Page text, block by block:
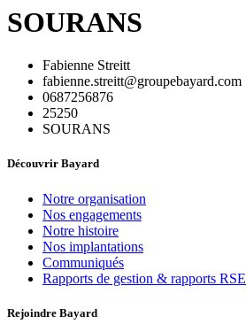
SOURANS
Fabienne Streitt
fabienne.streitt@groupebayard.com
0687256876
25250
SOURANS
Découvrir Bayard
Notre organisation
Nos engagements
Notre histoire
Nos implantations
Communiqués
Rapports de gestion & rapports RSE
Rejoindre Bayard